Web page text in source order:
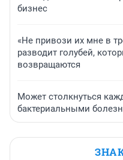
бизнес
«Не привози их мне в
разводит голубей,
возвращаются
Может столкнуться
бактериальными